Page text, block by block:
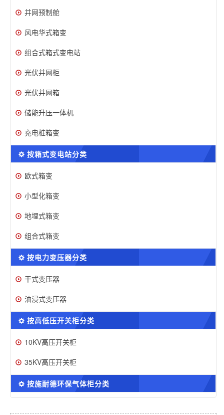
并网预制舱
风电华式箱变
组合式箱式变电站
光伏并网柜
光伏并网箱
储能升压一体机
充电桩箱变
按箱式变电站分类
欧式箱变
小型化箱变
地埋式箱变
组合式箱变
按电力变压器分类
干式变压器
油浸式变压器
按高低压开关柜分类
10KV高压开关柜
35KV高压开关柜
按施耐德环保气体柜分类